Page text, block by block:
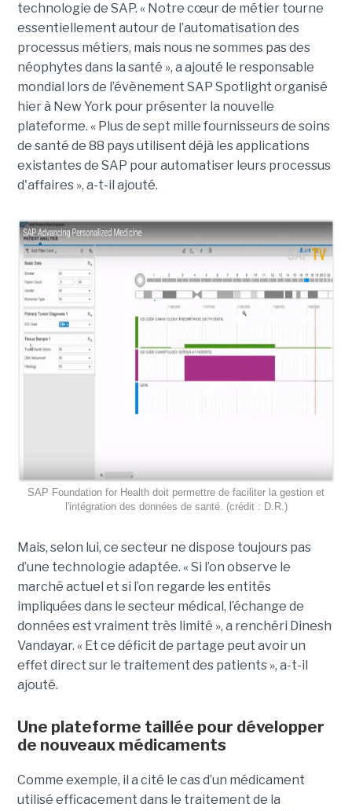
technologie de SAP. « Notre cœur de métier tourne
essentiellement autour de l’automatisation des
processus métiers, mais nous ne sommes pas des
néophytes dans la santé », a ajouté le responsable
mondial lors de l’évènement SAP Spotlight organisé
hier à New York pour présenter la nouvelle
plateforme. « Plus de sept mille fournisseurs de soins
de santé de 88 pays utilisent déjà les applications
existantes de SAP pour automatiser leurs processus
d'affaires », a-t-il ajouté.
SAP Foundation for Health doit permettre de faciliter la gestion et
l'intégration des données de santé. (crédit : D.R.)
Mais, selon lui, ce secteur ne dispose toujours pas
d’une technologie adaptée. « Si l’on observe le
marché actuel et si l’on regarde les entités
impliquées dans le secteur médical, l’échange de
données est vraiment très limité », a renchéri Dinesh
Vandayar. « Et ce déficit de partage peut avoir un
effet direct sur le traitement des patients », a-t-il
ajouté.
Une plateforme taillée pour développer
de nouveaux médicaments
Comme exemple, il a cité le cas d’un médicament
utilisé efficacement dans le traitement de la